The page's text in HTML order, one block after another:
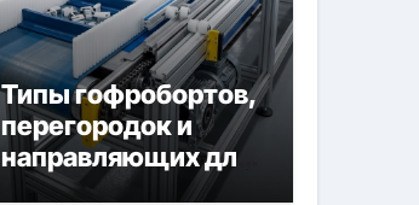
Типы гофробортов,
перегородок и
направляющих для
конвейерных лент